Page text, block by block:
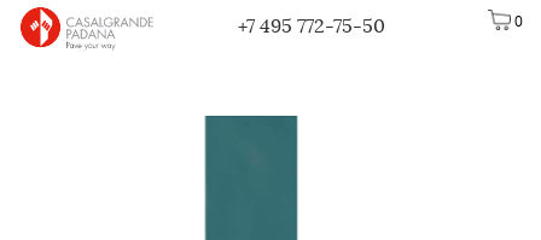
0
+7 495 772-75-50